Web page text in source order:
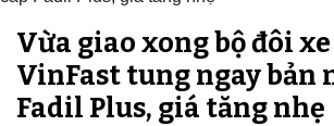
Vừa giao xong bộ đôi
VinFast tung ngay bản
Fadil Plus, giá tăng nhẹ